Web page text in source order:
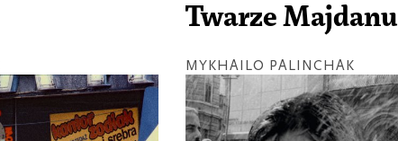
Twarze Majdanu
MYKHAILO PALINCHAK